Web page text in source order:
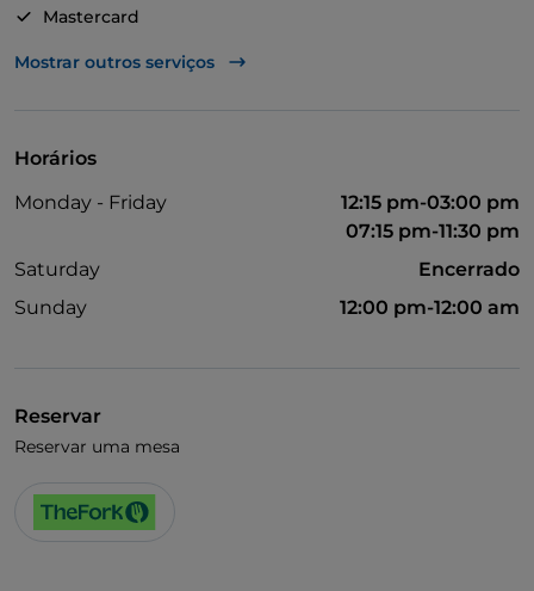
Mastercard
TheFork PAY
Casa de banho para pessoas com deficiência
Fala-se inglês
Mostrar outros serviços
Horários
Monday - Friday
12:15 pm-03:00 pm
07:15 pm-11:30 pm
Saturday
Encerrado
Sunday
12:00 pm-12:00 am
Reservar
Reservar uma mesa